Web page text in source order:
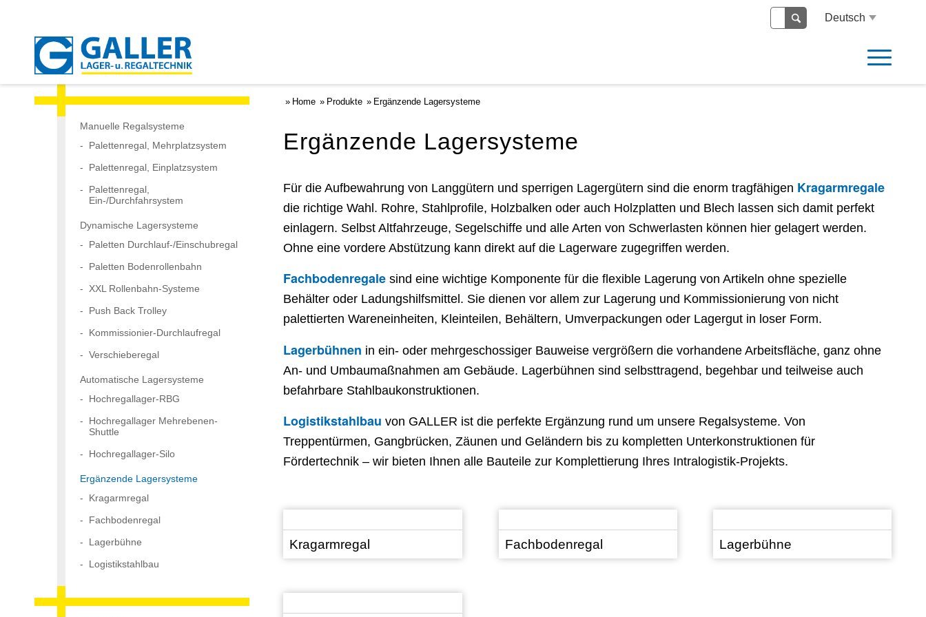
Deutsch
Home Produkte Ergänzende Lagersysteme
Ergänzende Lagersysteme
Für die Aufbewahrung von Langgütern und sperrigen Lagergütern sind die enorm tragfähigen Kragarmregale
die richtige Wahl. Rohre, Stahlprofile, Holzbalken oder auch Holzplatten und Blech lassen sich damit perfekt
einlagern. Selbst Altfahrzeuge, Segelschiffe und alle Arten von Schwerlasten können hier gelagert werden.
Ohne eine vordere Abstützung kann direkt auf die Lagerware zugegriffen werden.
Fachbodenregale sind eine wichtige Komponente für die flexible Lagerung von Artikeln ohne spezielle
Behälter oder Ladungshilfsmittel. Sie dienen vor allem zur Lagerung und Kommissionierung von nicht
palettierten Wareneinheiten, Kleinteilen, Behältern, Umverpackungen oder Lagergut in loser Form.
Lagerbühnen in ein- oder mehrgeschossiger Bauweise vergrößern die vorhandene Arbeitsfläche, ganz ohne
An- und Umbaumaßnahmen am Gebäude. Lagerbühnen sind selbsttragend, begehbar und teilweise auch
befahrbare Stahlbaukonstruktionen.
Logistikstahlbau von GALLER ist die perfekte Ergänzung rund um unsere Regalsysteme. Von
Treppentürmen, Gangbrücken, Zäunen und Geländern bis zu kompletten Unterkonstruktionen für
Fördertechnik – wir bieten Ihnen alle Bauteile zur Komplettierung Ihres Intralogistik-Projekts.
Kragarmregal Fachbodenregal Lagerbühne
Manuelle Regalsysteme
Palettenregal, Mehrplatzsystem
Palettenregal, Einplatzsystem
Palettenregal,
Ein-/Durchfahrsystem
Dynamische Lagersysteme
Paletten Durchlauf-/Einschubregal
Paletten Bodenrollenbahn
XXL Rollenbahn-Systeme
Push Back Trolley
Kommissionier-Durchlaufregal
Verschieberegal
Automatische Lagersysteme
Hochregallager-RBG
Hochregallager Mehrebenen-
Shuttle
Hochregallager-Silo
Ergänzende Lagersysteme
Kragarmregal
Fachbodenregal
Lagerbühne
Logistikstahlbau